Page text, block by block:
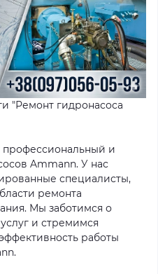
"Ремонт гидронасоса
и
Ammann. У нас
специалисты,
ремонта
Мы заботимся о
и стремимся
работы